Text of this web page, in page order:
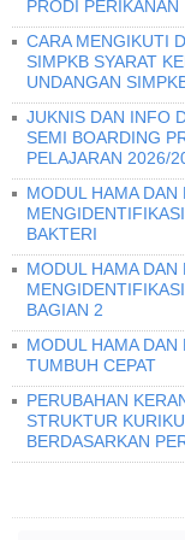
PRODI PERIKANAN
CARA MENGIKUTI
SIMPKB SYARAT
UNDANGAN
JUKNIS DAN INFO
SEMI BOARDING
PELAJARAN 2026/
MODUL HAMA DAN
BAKTERI
MODUL HAMA DAN
BAGIAN 2
MODUL HAMA DAN
TUMBUH CEPAT
PERUBAHAN
STRUKTUR
BERDASARKAN